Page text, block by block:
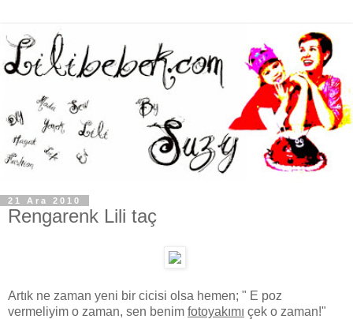
21 Ara 2010
Rengarenk Lili taç
Artık ne zaman yeni bir cicisi olsa hemen; " E poz
vermeliyim o zaman, sen benim fotoyakımı çek o zaman!"